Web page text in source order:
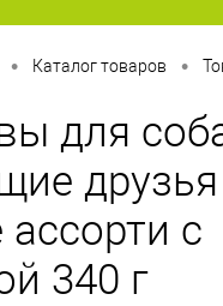
• Каталог товаров •
для
друзья
с
340 г